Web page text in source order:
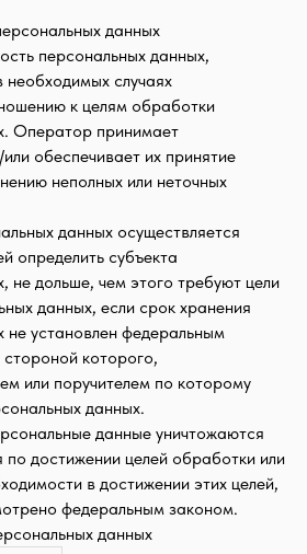
данных
персональных данных,
необходимых случаях
к целям обработки
Оператор принимает
обеспечивает их принятие
неполных или неточных
данных осуществляется
определить субъекта
не дольше, чем этого требуют цели
данных, если срок хранения
не установлен федеральным
которого,
или поручителем по которому
данных.
данные уничтожаются
по достижении целей обработки или
в достижении этих целей,
федеральным законом.
данных